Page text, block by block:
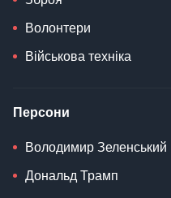
Волонтери
Військова техніка
Персони
Володимир Зеленський
Дональд Трамп